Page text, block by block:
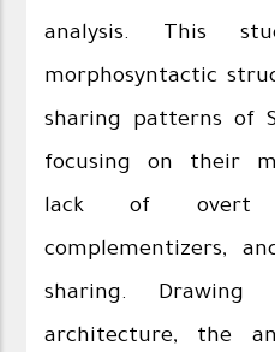
analysis. This
morphosyntactic
sharing patterns of
focusing on their
lack of overt
complementizers,
sharing. Drawing
architecture, the